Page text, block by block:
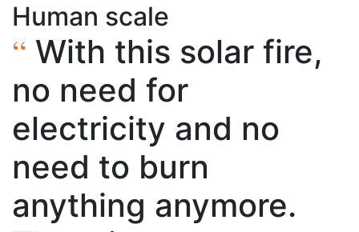
Human scale
“ With this solar fire,
no need for
electricity and no
need to burn
anything anymore.